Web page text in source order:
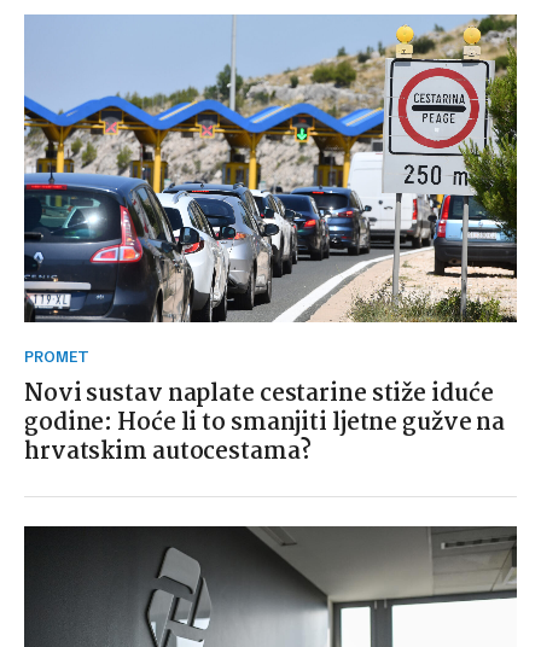
PROMET
Novi sustav naplate cestarine stiže iduće
godine: Hoće li to smanjiti ljetne gužve na
hrvatskim autocestama?